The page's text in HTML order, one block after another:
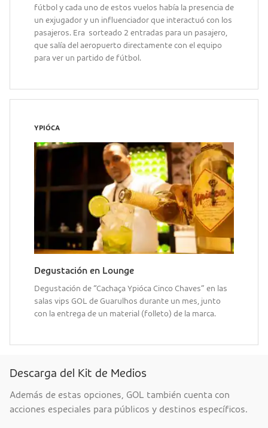
fútbol y cada uno de estos vuelos había la presencia de
un exjugador y un influenciador que interactuó con los
pasajeros. Era sorteado 2 entradas para un pasajero,
que salía del aeropuerto directamente con el equipo
para ver un partido de fútbol.
YPIÓCA
Degustación en Lounge
Degustación de “Cachaça Ypióca Cinco Chaves” en las
salas vips GOL de Guarulhos durante un mes, junto
con la entrega de un material (folleto) de la marca.
Descarga del Kit de Medios
Además de estas opciones, GOL también cuenta con
acciones especiales para públicos y destinos específicos.